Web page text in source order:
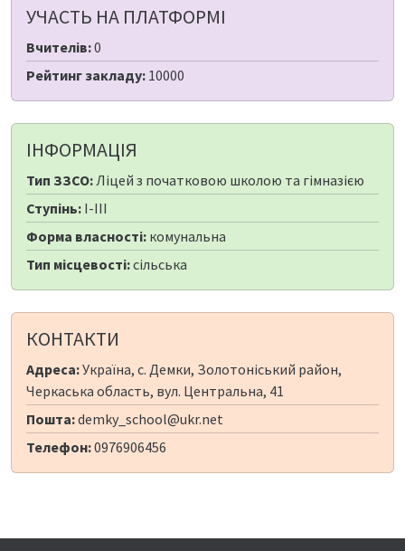
УЧАСТЬ НА ПЛАТФОРМІ
Вчителів:0
Рейтинг закладу: 10000
ІНФОРМАЦІЯ
Тип ЗЗСО:Ліцей з початковою школою та гімназією
Ступінь: I-III
Форма власності: комунальна
Тип місцевості:сільська
КОНТАКТИ
Адреса:Україна, с. Демки, Золотоніський район,
Черкаська область, вул. Центральна, 41
Пошта:demky_school@ukr.net
Телефон:0976906456